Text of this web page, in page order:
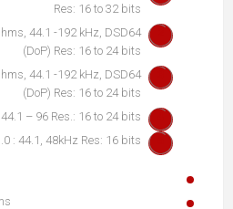
Res: 16 to 32 bits
44.1 -192 kHz, DSD64
(DoP) Res: 16 to 24 bits
44.1 -192 kHz, DSD64
(DoP) Res: 16 to 24 bits
– 96 Res.: 16 to 24 bits
: 44.1, 48kHz Res: 16 bits